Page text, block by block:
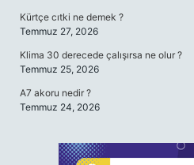
Kürtçe cıtki ne demek ?
Temmuz 27, 2026
Klima 30 derecede çalışırsa ne olur ?
Temmuz 25, 2026
A7 akoru nedir ?
Temmuz 24, 2026